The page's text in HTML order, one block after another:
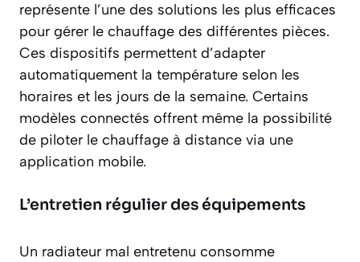
représente l’une des solutions les plus efficaces
pour gérer le chauffage des différentes pièces.
Ces dispositifs permettent d’adapter
automatiquement la température selon les
horaires et les jours de la semaine. Certains
modèles connectés offrent même la possibilité
de piloter le chauffage à distance via une
application mobile.
L’entretien régulier des équipements
Un radiateur mal entretenu consomme